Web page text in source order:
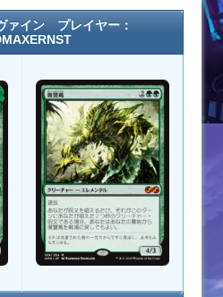
ァイン プレイヤー：